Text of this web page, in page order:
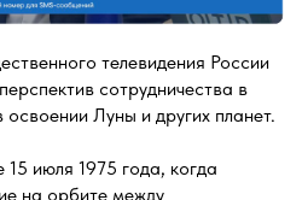
телевидения России
сотрудничества в
Луны и других планет.
июля 1975 года, когда
на орбите между